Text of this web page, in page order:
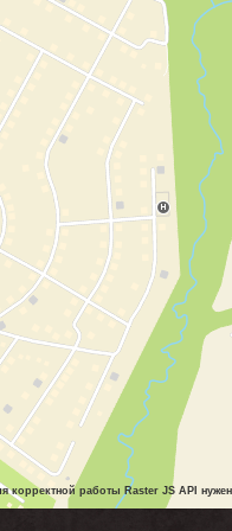
корректной работы Raster JS API